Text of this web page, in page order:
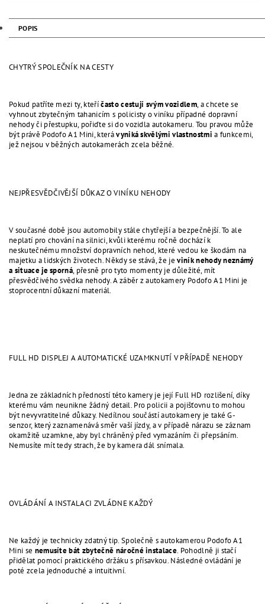
POPIS
CHYTRÝ SPOLEČNÍK NA CESTY
Pokud patříte mezi ty, kteříčasto cestují svým vozidlem, a chcete se
vyhnout zbytečným tahanicím s policisty o viníku případné dopravní
nehody či přestupku, pořiďte si do vozidla autokameru. Tou pravou může
být právě Podofo A1 Mini, kterávyniká skvělými vlastnostmi a funkcemi,
jež nejsou v běžných autokamerách zcela běžné.
NEJPŘESVĚDČIVĚJŠÍ DŮKAZ O VINÍKU NEHODY
V současné době jsou automobily stále chytřejší a bezpečnější. To ale
neplatí pro chování na silnici, kvůli kterému ročně dochází k
neskutečnému množství dopravních nehod, které vedou ke škodám na
majetku a lidských životech. Někdy se stává, že jeviník nehody neznámý
a situace je sporná , přesně pro tyto momenty je důležité, mít
přesvědčivého svědka nehody. A záběr z autokamery Podofo A1 Mini je
stoprocentní důkazní materiál.
FULL HD DISPLEJ A AUTOMATICKÉ UZAMKNUTÍ V PŘÍPADĚ NEHODY
Jedna ze základních předností této kamery je její Full HD rozlišení, díky
kterému vám neunikne žádný detail. Pro policii a pojišťovnu to mohou
být nevyvratitelné důkazy. Nedílnou součástí autokamery je také G-
senzor, který zaznamenává směr vaší jízdy, a v případě nárazu se záznam
okamžitě uzamkne, aby byl chráněný před vymazáním či přepsáním.
Nemusíte mít tedy strach, že by kamera dál snímala.
OVLÁDÁNÍ A INSTALACI ZVLÁDNE KAŽDÝ
Ne každý je technicky zdatný tip. Společně s autokamerou Podofo A1
Mini se nemusíte bát zbytečně náročné instalace . Pohodlně ji stačí
přidělat pomocí praktického držáku s přísavkou. Následné ovládání je
poté zcela jednoduché a intuitivní.